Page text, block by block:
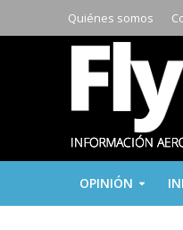
Quiénes somos
OPINIÓN